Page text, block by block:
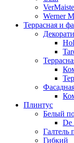
Werner
Террасная и
Плинтус
Белый
De
Галтель
Гибкий